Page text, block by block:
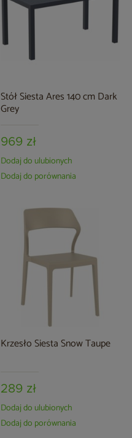
Stół Siesta Ares 140 cm Dark
Grey
969 zł
Dodaj do ulubionych
Dodaj do porównania
Krzesło Siesta Snow Taupe
289 zł
Dodaj do ulubionych
Dodaj do porównania